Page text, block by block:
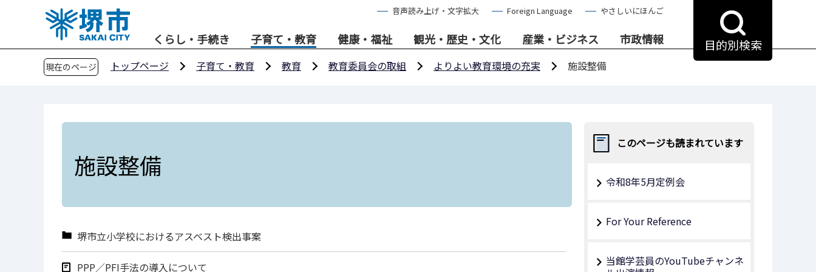
音声読み上げ・文字拡大 Foreign Language やさしいにほんご
くらし・手続き 子育て・教育 健康・福祉 観光・歴史・文化 産業・ビジネス 市政情報 目的別検索
現在のページ トップページ 子育て・教育 教育 教育委員会の取組 よりよい教育環境の充実 施設整備
施設整備
堺市立小学校におけるアスベスト検出事案
PPP／PFI手法の導入について
このページも読まれています
令和8年5月定例会
For Your Reference
当館学芸員のYouTubeチャンネ